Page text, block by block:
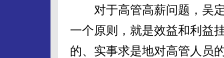
对于高管高薪问题，吴定
一个原则，就是效益和利益
的、实事求是地对高管人员